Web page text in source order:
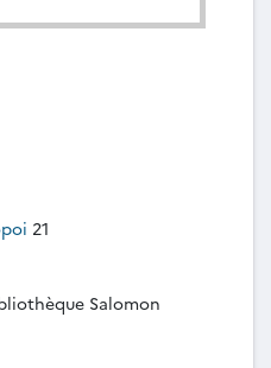
21
Salomon